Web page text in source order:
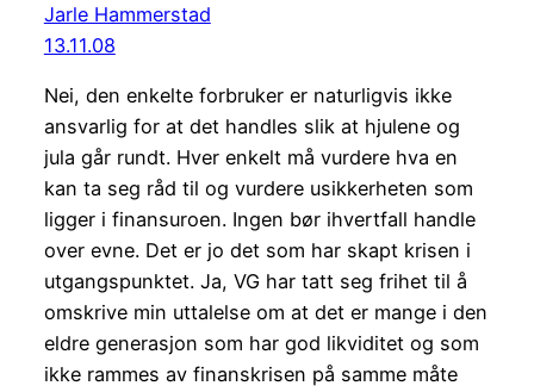
Jarle Hammerstad
13.11.08
Nei, den enkelte forbruker er naturligvis ikke
ansvarlig for at det handles slik at hjulene og
jula går rundt. Hver enkelt må vurdere hva en
kan ta seg råd til og vurdere usikkerheten som
ligger i finansuroen. Ingen bør ihvertfall handle
over evne. Det er jo det som har skapt krisen i
utgangspunktet. Ja, VG har tatt seg frihet til å
omskrive min uttalelse om at det er mange i den
eldre generasjon som har god likviditet og som
ikke rammes av finanskrisen på samme måte